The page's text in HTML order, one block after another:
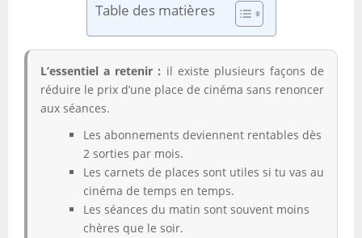
Table des matières
L’essentiel a retenir : il existe plusieurs façons de
réduire le prix d’une place de cinéma sans renoncer
aux séances.
Les abonnements deviennent rentables dès
2 sorties par mois.
Les carnets de places sont utiles si tu vas au
cinéma de temps en temps.
Les séances du matin sont souvent moins
chères que le soir.